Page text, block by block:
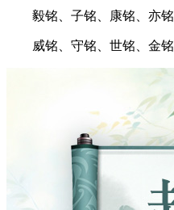
毅铭、子铭、康铭、亦铭
威铭、守铭、世铭、金铭